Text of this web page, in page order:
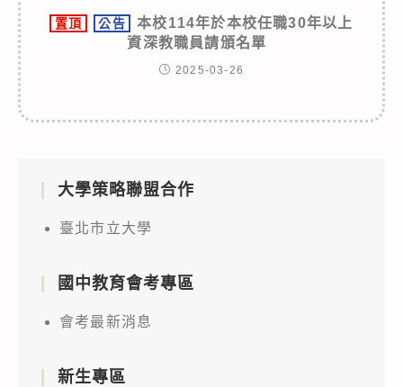
置頂 公告
本校114年於本校任職30年以上
資深教職員請頒名單
2025-03-26
大學策略聯盟合作
臺北市立大學
國中教育會考專區
會考最新消息
新生專區